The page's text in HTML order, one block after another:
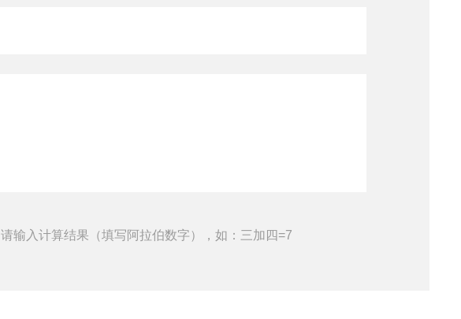
请输入计算结果（填写阿拉伯数字），如：三加四=7